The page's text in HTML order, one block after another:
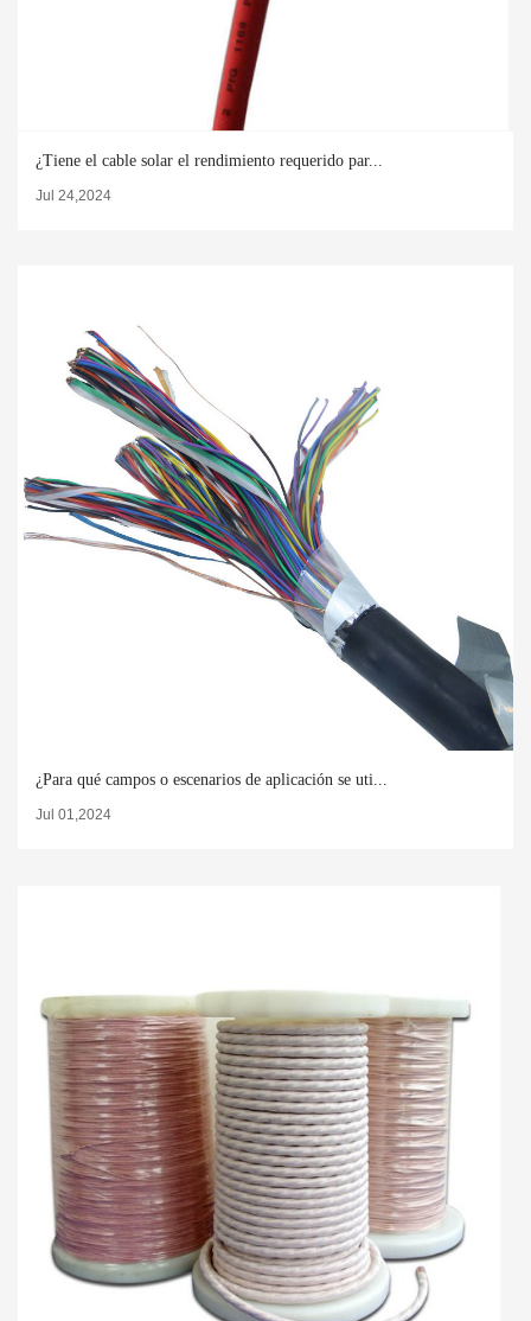
¿Tiene el cable solar el rendimiento requerido par...
Jul 24,2024
¿Para qué campos o escenarios de aplicación se uti...
Jul 01,2024